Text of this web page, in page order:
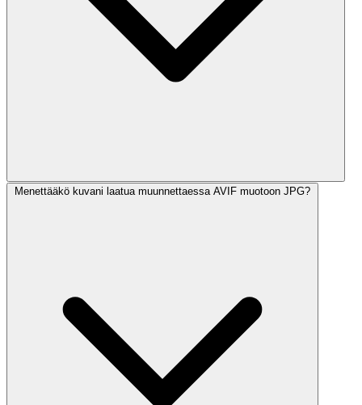
Menettääkö kuvani laatua muunnettaessa AVIF muotoon JPG?